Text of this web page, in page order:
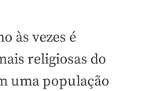
às vezes é
religiosas do
uma população